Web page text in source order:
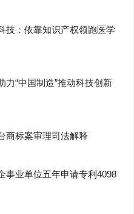
技：依靠知识产权领跑医学
力“中国制造”推动科技创新
商标案审理司法解释
事业单位五年申请专利4098